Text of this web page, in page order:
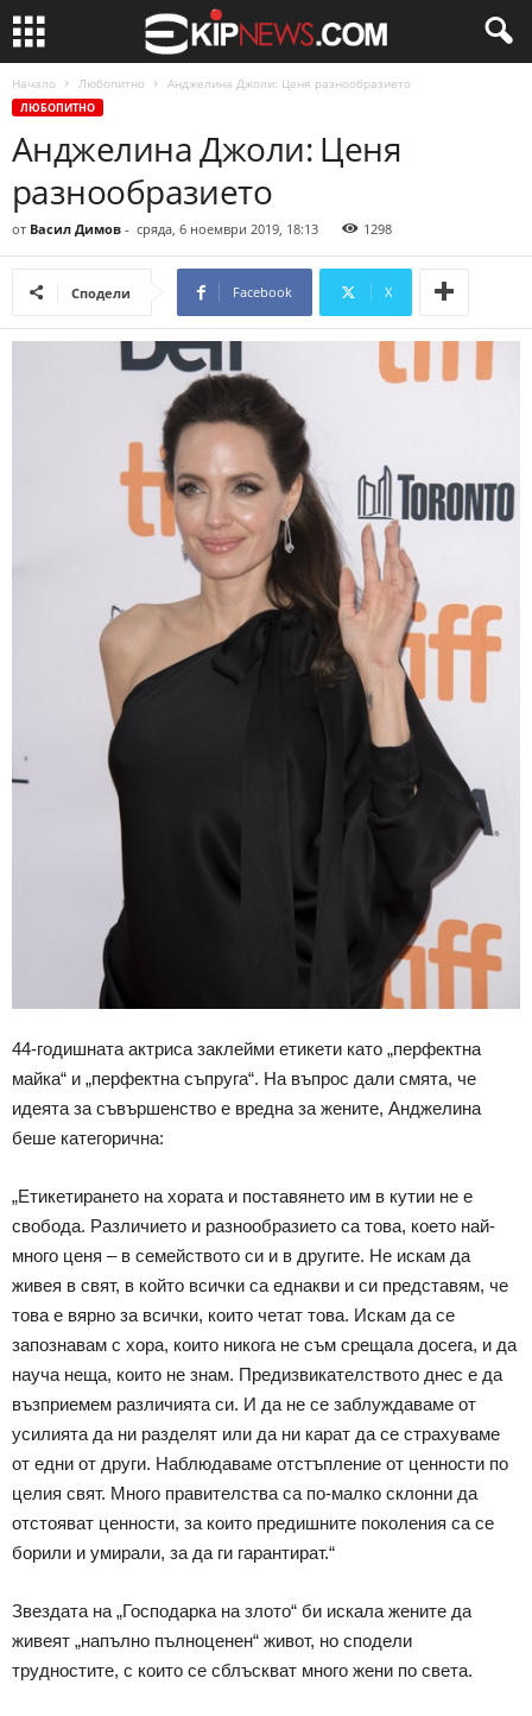
Начало Любопитно Анджелина Джоли: Ценя разнообразието
ЛЮБОПИТНО
Анджелина Джоли: Ценя
разнообразието
от Васил Димов - сряда, 6 ноември 2019, 18:13 1298
Сподели Facebook X
44-годишната актриса заклейми етикети като „перфектна
майка“ и „перфектна съпруга“. На въпрос дали смята, че
идеята за съвършенство е вредна за жените, Анджелина
беше категорична:
„Етикетирането на хората и поставянето им в кутии не е
свобода. Различието и разнообразието са това, което най-
много ценя – в семейството си и в другите. Не искам да
живея в свят, в който всички са еднакви и си представям, че
това е вярно за всички, които четат това. Искам да се
запознавам с хора, които никога не съм срещала досега, и да
науча неща, които не знам. Предизвикателството днес е да
възприемем различията си. И да не се заблуждаваме от
усилията да ни разделят или да ни карат да се страхуваме
от едни от други. Наблюдаваме отстъпление от ценности по
целия свят. Много правителства са по-малко склонни да
отстояват ценности, за които предишните поколения са се
борили и умирали, за да ги гарантират.“
Звездата на „Господарка на злото“ би искала жените да
живеят „напълно пълноценен“ живот, но сподели
трудностите, с които се сблъскват много жени по света.